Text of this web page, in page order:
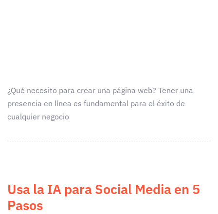
¿Qué necesito para crear una página web? Tener una
presencia en línea es fundamental para el éxito de
cualquier negocio
Usa la IA para Social Media en 5
Pasos